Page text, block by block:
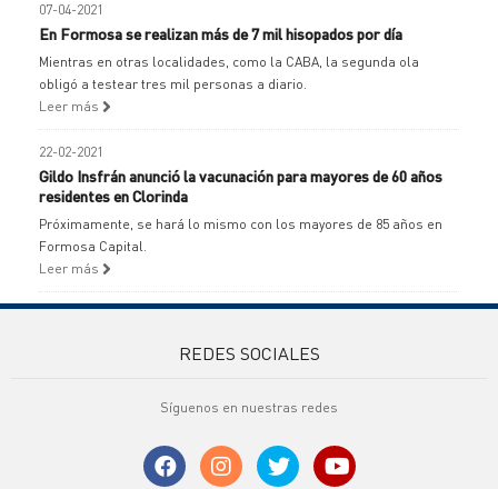
07-04-2021
En Formosa se realizan más de 7 mil hisopados por día
Mientras en otras localidades, como la CABA, la segunda ola
obligó a testear tres mil personas a diario.
Leer más
22-02-2021
Gildo Insfrán anunció la vacunación para mayores de 60 años
residentes en Clorinda
Próximamente, se hará lo mismo con los mayores de 85 años en
Formosa Capital.
Leer más
REDES SOCIALES
Síguenos en nuestras redes